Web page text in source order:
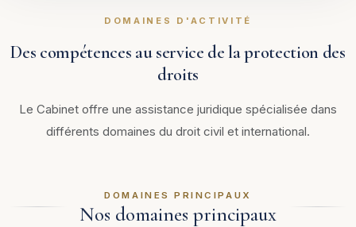
DOMAINES D'ACTIVITÉ
Des compétences au service de la protection des
droits
Le Cabinet offre une assistance juridique spécialisée dans
différents domaines du droit civil et international.
DOMAINES PRINCIPAUX
Nos domaines principaux